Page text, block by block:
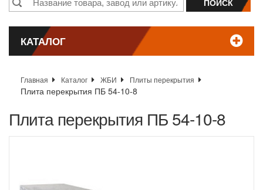
КАТАЛОГ
Главная Каталог ЖБИ Плиты перекрытия
Плита перекрытия ПБ 54-10-8
Плита перекрытия ПБ 54-10-8